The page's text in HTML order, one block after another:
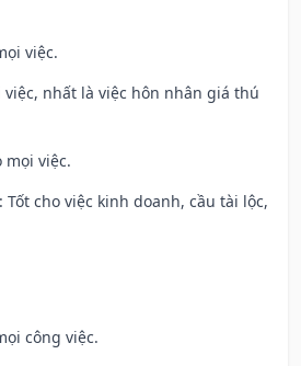
việc.
việc, nhất là việc hôn nhân giá thú
mọi việc.
Tốt cho việc kinh doanh, cầu tài lộc,
công việc.